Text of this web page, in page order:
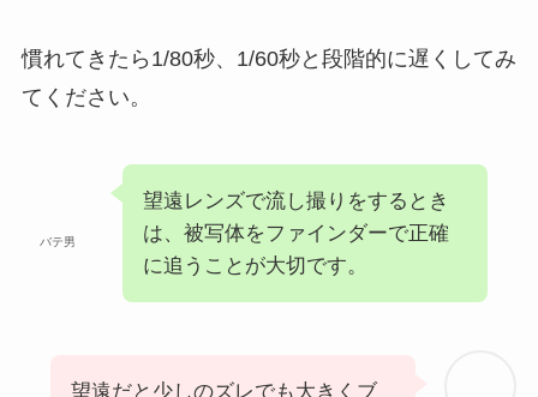
慣れてきたら1/80秒、1/60秒と段階的に遅くしてみ
てください。
バテ男
望遠レンズで流し撮りをするとき
は、被写体をファインダーで正確
に追うことが大切です。
望遠だと少しのズレでも大きくブ